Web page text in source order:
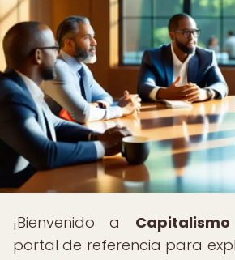
¡Bienvenido a
portal de referencia para